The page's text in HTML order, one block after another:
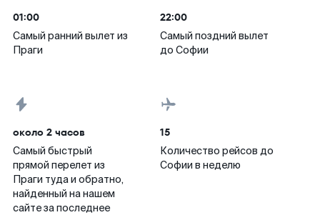
01:00
Самый ранний вылет из
Праги
22:00
Самый поздний вылет
до Софии
около 2 часов
Самый быстрый
прямой перелет из
Праги туда и обратно,
найденный на нашем
сайте за последнее
15
Количество рейсов до
Софии в неделю